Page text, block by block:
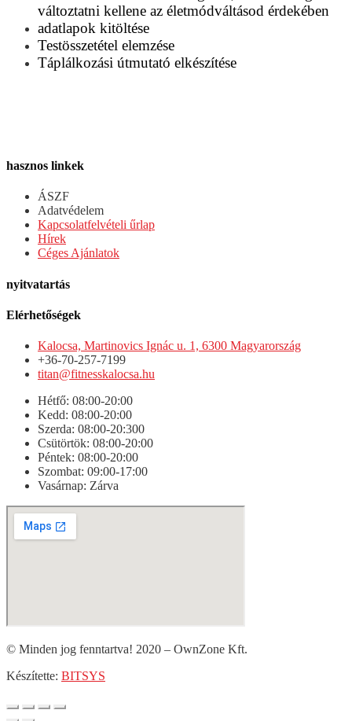
változtatni kellene az életmódváltásod érdekében
adatlapok kitöltése
Testösszetétel elemzése
Táplálkozási útmutató elkészítése
hasznos linkek
ÁSZF
Adatvédelem
Kapcsolatfelvételi űrlap
Hírek
Céges Ajánlatok
nyitvatartás
Elérhetőségek
Kalocsa, Martinovics Ignác u. 1, 6300 Magyarország
+36-70-257-7199
titan@fitnesskalocsa.hu
Hétfő: 08:00-20:00
Kedd: 08:00-20:00
Szerda: 08:00-20:300
Csütörtök: 08:00-20:00
Péntek: 08:00-20:00
Szombat: 09:00-17:00
Vasárnap: Zárva
© Minden jog fenntartva! 2020 – OwnZone Kft.
Készítette: BITSYS